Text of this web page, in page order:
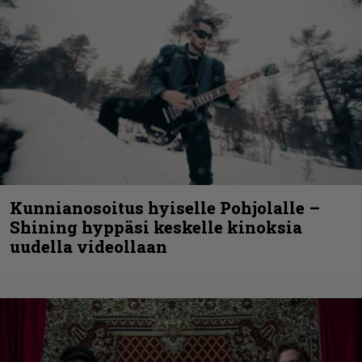
Kunnianosoitus hyiselle Pohjolalle –
Shining hyppäsi keskelle kinoksia
uudella videollaan